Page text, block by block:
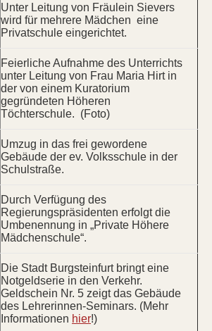
Unter Leitung von Fräulein Sievers
wird für mehrere Mädchen eine
Privatschule eingerichtet.
Feierliche Aufnahme des Unterrichts
unter Leitung von Frau Maria Hirt in
der von einem Kuratorium
gegründeten Höheren
Töchterschule. (Foto)
Umzug in das frei gewordene
Gebäude der ev. Volksschule in der
Schulstraße.
Durch Verfügung des
Regierungspräsidenten erfolgt die
Umbenennung in „Private Höhere
Mädchenschule“.
Die Stadt Burgsteinfurt bringt eine
Notgeldserie in den Verkehr.
Geldschein Nr. 5 zeigt das Gebäude
des Lehrerinnen-Seminars. (Mehr
Informationen hier!)